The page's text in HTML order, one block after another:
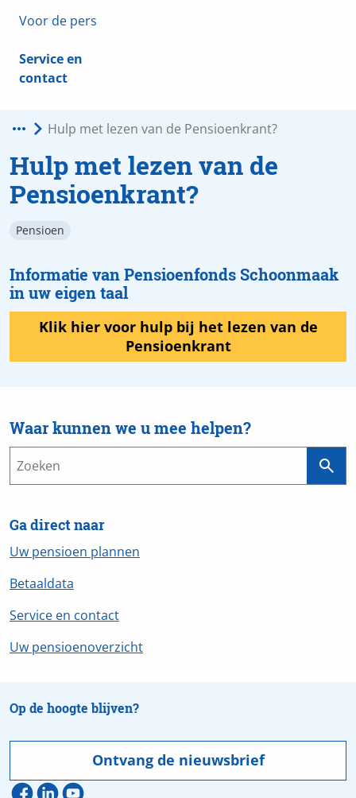
Voor de pers
Service en
contact
Hulp met lezen van de
Pensioenkrant?
Pensioen
Informatie van Pensioenfonds Schoonmaak
in uw eigen taal
Klik hier voor hulp bij het lezen van de
Pensioenkrant
Waar kunnen we u mee helpen?
Ga direct naar
Uw pensioen plannen
Betaaldata
Service en contact
Uw pensioenoverzicht
Op de hoogte blijven?
Ontvang de nieuwsbrief